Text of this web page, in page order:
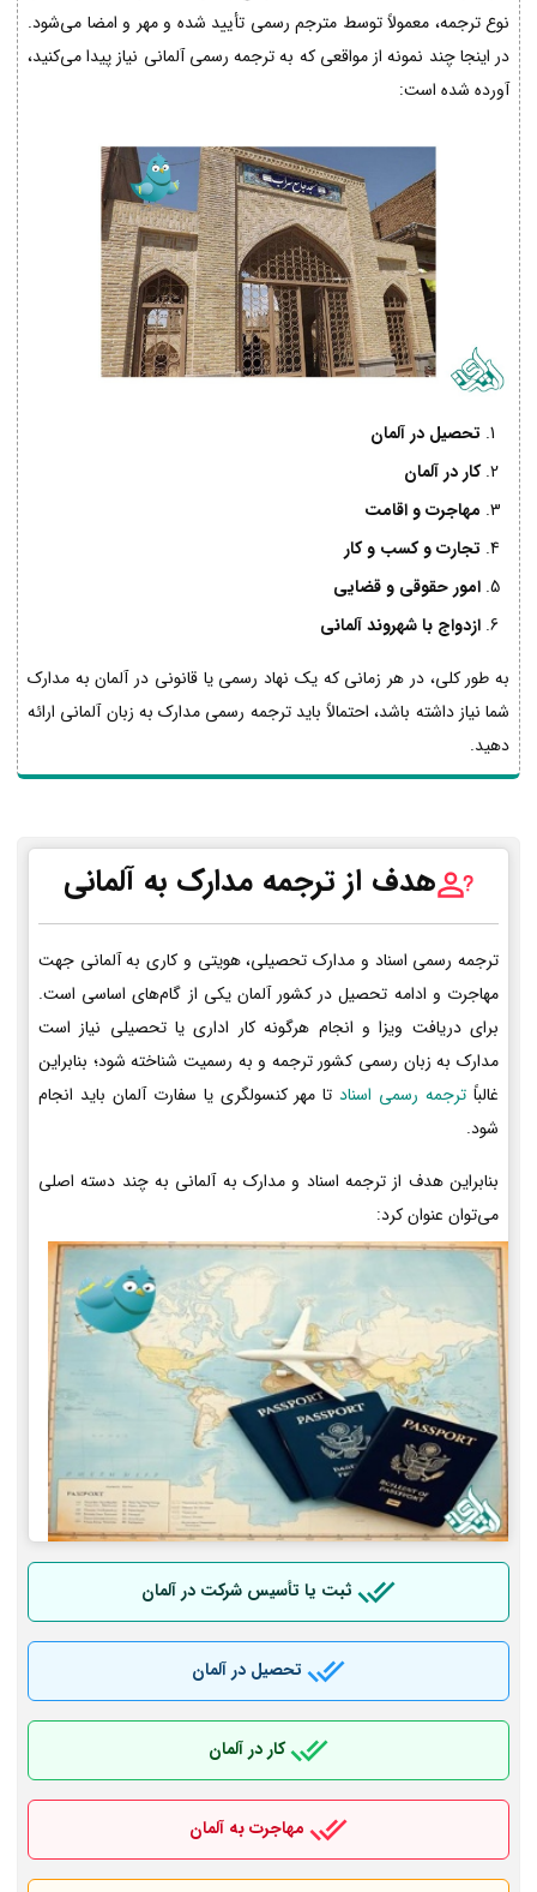
نوع ترجمه، معمولاً توسط مترجم رسمی تأیید شده و مهر و امضا می‌شود.
در اینجا چند نمونه از مواقعی که به ترجمه رسمی آلمانی نیاز پیدا می‌کنید،
آورده شده است:
تحصیل در آلمان
کار در آلمان
مهاجرت و اقامت
تجارت و کسب و کار
امور حقوقی و قضایی
ازدواج با شهروند آلمانی
به طور کلی، در هر زمانی که یک نهاد رسمی یا قانونی در آلمان به مدارک
شما نیاز داشته باشد، احتمالاً باید ترجمه رسمی مدارک به زبان آلمانی ارائه
دهید.
هدف از ترجمه مدارک به آلمانی
ترجمه رسمی اسناد و مدارک تحصیلی، هویتی و کاری به آلمانی جهت
مهاجرت و ادامه تحصیل در کشور آلمان یکی از گام‌های اساسی است.
برای دریافت ویزا و انجام هرگونه کار اداری یا تحصیلی نیاز است
مدارک به زبان رسمی کشور ترجمه و به رسمیت شناخته شود؛ بنابراین
غالباً ترجمه رسمی اسنادتا مهر کنسولگری یا سفارت آلمان باید انجام
شود.
بنابراین هدف از ترجمه اسناد و مدارک به آلمانی به چند دسته اصلی
می‌توان عنوان کرد:
ثبت یا تأسیس شرکت در آلمان
تحصیل در آلمان
کار در آلمان
مهاجرت به آلمان